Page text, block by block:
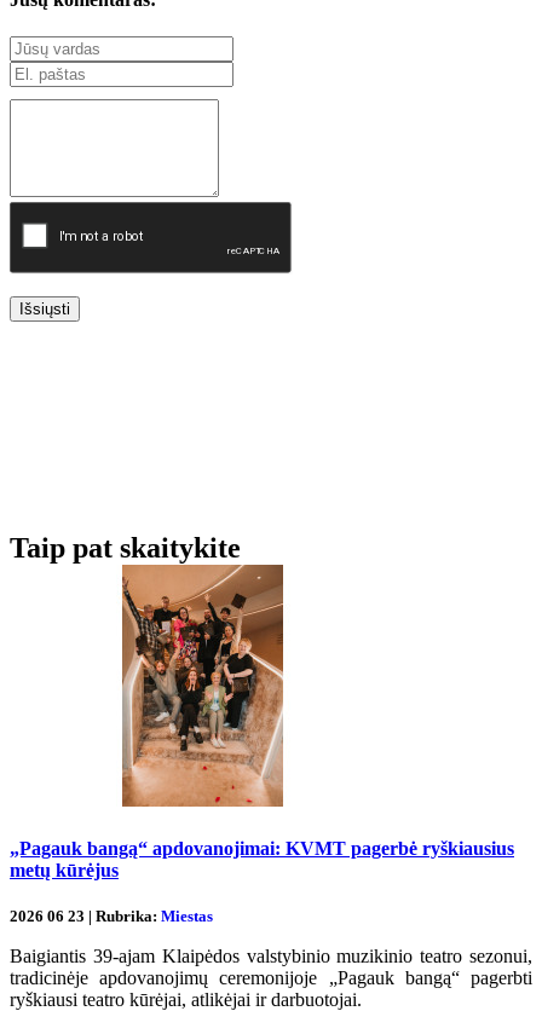
Išsiųsti
Taip pat skaitykite
„Pagauk bangą“ apdovanojimai: KVMT pagerbė ryškiausius
metų kūrėjus
2026 06 23 | Rubrika: Miestas
Baigiantis 39-ajam Klaipėdos valstybinio muzikinio teatro sezonui,
tradicinėje apdovanojimų ceremonijoje „Pagauk bangą“ pagerbti
ryškiausi teatro kūrėjai, atlikėjai ir darbuotojai.